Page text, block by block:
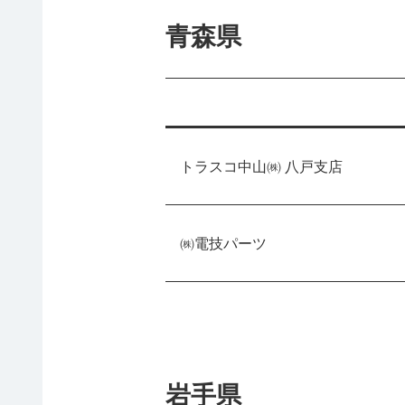
青森県
トラスコ中山㈱ 八戸支店
㈱電技パーツ
岩手県